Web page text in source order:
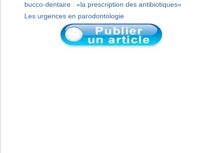
bucco-dentaire : «la prescription des antibiotiques»
Les urgences en parodontologie